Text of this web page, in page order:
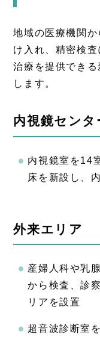
地域の医療機関
け入れ、精密検
治療を提供でき
します。
内視鏡セン
内視鏡室を14
床を新設し、
外来エリア
産婦人科や乳
から検査、診
リアを設置
超音波診断室